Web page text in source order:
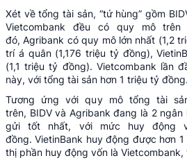
Xét về tổng tài sản, “tứ hùng” gồm
Vietcombank đều có quy mô
đó,Agribank có quy mô lớn nhất (1,2
trí á quân (1,176 triệu tỷ đồng),
(1,1 triệu tỷ đồng). Vietcombank lần
này, với tổng tài sản hơn 1 triệu tỷ đồng.
Tương ứng với quy mô tổng tài
trên, BIDVvà Agribank đang là 2 ngân
gửi tốt nhất, với mức huy động
đồng.VietinBank huy động được hơn
thị phần huy động vốn là